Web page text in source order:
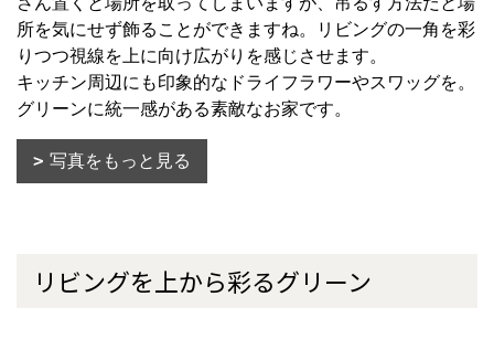
所を気にせず飾ることができますね。リビングの一角を彩
りつつ視線を上に向け広がりを感じさせます。
キッチン周辺にも印象的なドライフラワーやスワッグを。
グリーンに統一感がある素敵なお家です。
写真をもっと見る
リビングを上から彩るグリーン